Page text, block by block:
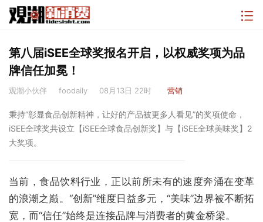
第八届iSEE全球奖报名开启，以权威奖项为品
牌信任加冕！
观潮小伙伴 foodaily 08月13日 22时 营销
秉持“彰显食品创新精神，让好的产品被更多人看见”的奖项使命，
iSEE全球奖共设立【iSEE全球食品创新奖】与【iSEE全球美味奖】2
大奖项。
当前，食品饮料行业，正以前所未有的速度奔涌在变革
的浪潮之巅。“创新”维度日益多元，“美味”边界被不断拓
宽，而“信任”始终是连接品牌与消费者的黄金桥梁。